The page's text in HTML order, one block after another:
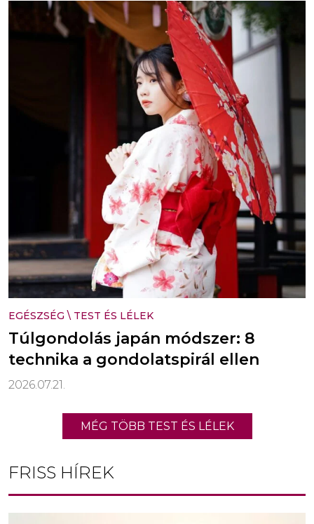
EGÉSZSÉG \ TEST ÉS LÉLEK
Túlgondolás japán módszer: 8
technika a gondolatspirál ellen
2026.07.21.
MÉG TÖBB TEST ÉS LÉLEK
FRISS HÍREK